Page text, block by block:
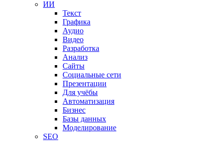
ИИ
Текст
Графика
Аудио
Видео
Разработка
Анализ
Сайты
Социальные сети
Презентации
Для учёбы
Автоматизация
Бизнес
Базы данных
Моделирование
SEO